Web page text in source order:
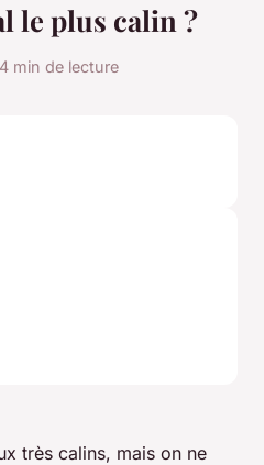
le plus calin ?
4 min de lecture
très calins, mais on ne